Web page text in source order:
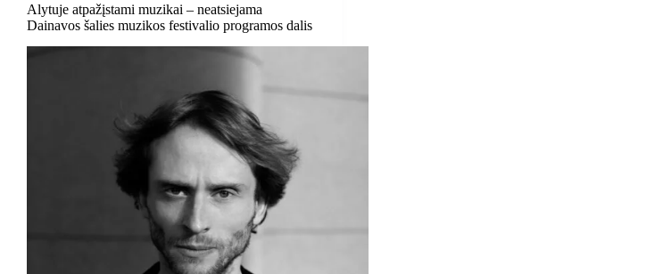
Alytuje atpažįstami muzikai – neatsiejama
Dainavos šalies muzikos festivalio programos dalis